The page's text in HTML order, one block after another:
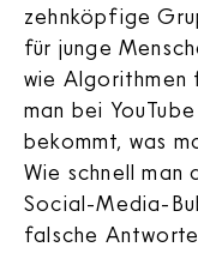
zehnköpfige
für junge
wie Algorithmen
man bei
bekommt, was
Wie schnell man
Social-Media-
falsche